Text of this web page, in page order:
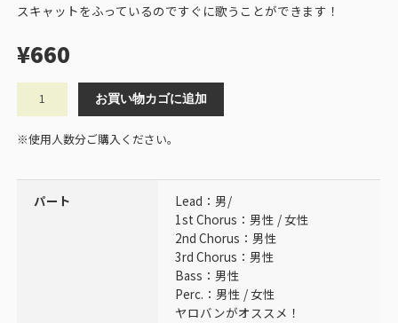
スキャットをふっているのですぐに歌うことができます！
¥660
Real
KAT-
個
お買い物カゴに追加
※使用人数分ご購入ください。
パート
Lead：男/
1st Chorus：男性 / 女性
2nd Chorus：男性
3rd Chorus：男性
Bass：男性
Perc.：男性 / 女性
ヤロバンがオススメ！